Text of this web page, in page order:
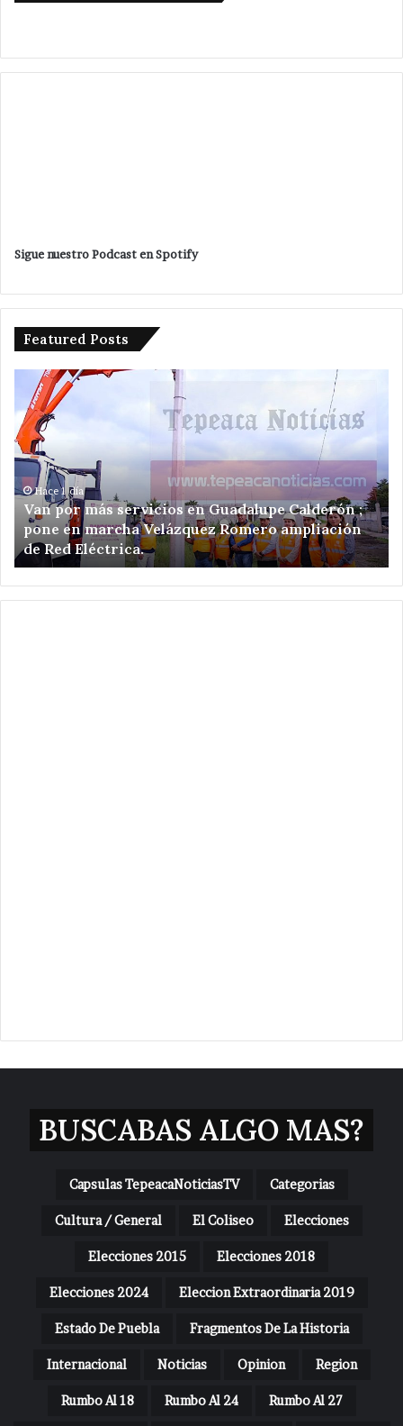
Sigue nuestro Podcast en Spotify
Featured Posts
por
más
servicios
en
Guadalupe
Calderón
pone
en
marcha
Velázquez
Romero
Hace 1 día
Van por más servicios en Guadalupe Calderón ;
pone en marcha Velázquez Romero ampliación
de Red Eléctrica.
de
de
BUSCABAS ALGO MAS?
Capsulas TepeacaNoticiasTV Categorias
Cultura / General El Coliseo Elecciones
Elecciones 2015 Elecciones 2018
Elecciones 2024 Eleccion Extraordinaria 2019
Estado De Puebla Fragmentos De La Historia
Internacional Noticias Opinion Region
Rumbo Al 18 Rumbo Al 24 Rumbo Al 27